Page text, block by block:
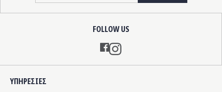
FOLLOW US
Instagram
ΥΠΗΡΕΣIΕΣ